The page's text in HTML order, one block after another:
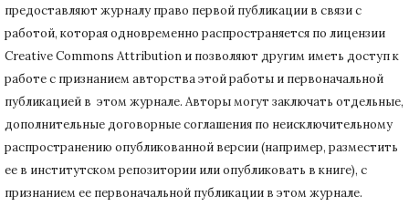
предоставляют журналу право первой публикации в связи с
работой, которая одновременно распространяется по лицензии
Creative Commons Attribution и позволяют другим иметь доступ к
работе с признанием авторства этой работы и первоначальной
публикацией в этом журнале. Авторы могут заключать отдельные,
дополнительные договорные соглашения по неисключительному
распространению опубликованной версии (например, разместить
ее в институтском репозитории или опубликовать в книге), с
признанием ее первоначальной публикации в этом журнале.